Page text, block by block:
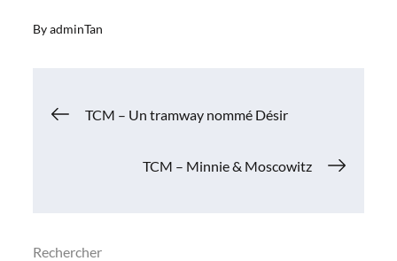
ByadminTan
Navigation
TCM – Un tramway nommé Désir
TCM – Minnie & Moscowitz
Rechercher